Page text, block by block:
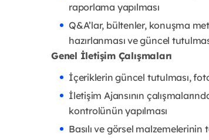
raporlama yapılması
Q&A’lar, bültenler, konuşma
hazırlanması ve güncel
Genel İletişim Çalışmaları
İçeriklerin güncel tutulması,
İletişim Ajansının
kontrolünün yapılması
Basılı ve görsel